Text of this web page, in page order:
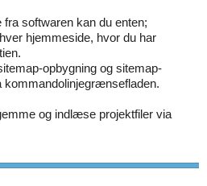
fra softwaren kan du enten;
hjemmeside, hvor du har
opbygning og sitemap-
kommandolinjegrænsefladen.
og indlæse projektfiler via